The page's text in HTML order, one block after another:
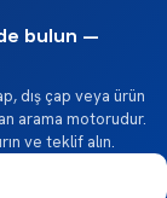
bulun —
dış çap veya ürün
arama motorudur.
ve teklif alın.